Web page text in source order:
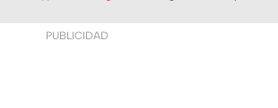
PUBLICIDAD